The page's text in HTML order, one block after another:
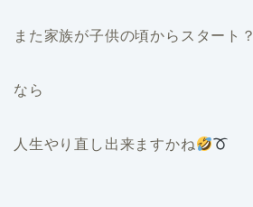
また家族が子供の頃からスタート？
なら
人生やり直し出来ますかね